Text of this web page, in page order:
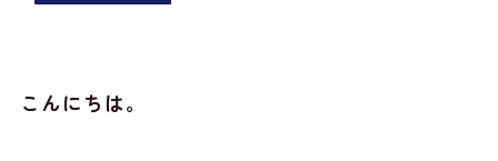
こんにちは。